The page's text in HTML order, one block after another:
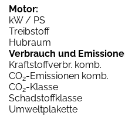
Motor:
kW / PS
Treibstoff
Hubraum
Verbrauch und
Kraftstoffverbr. komb.
CO2-Emissionen komb.
CO2-Klasse
Schadstoffklasse
Umweltplakette